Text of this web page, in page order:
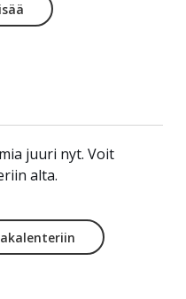
juuri nyt. Voit
alta.